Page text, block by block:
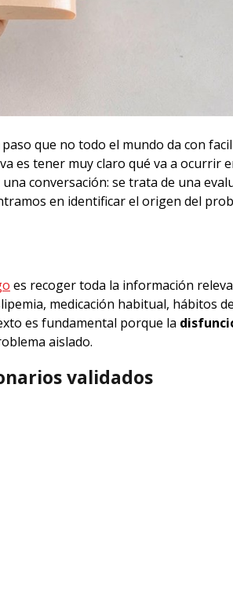
que no todo el mundo da con
es tener muy claro qué va a ocurrir
conversación: se trata de una
en identificar el origen del
es recoger toda la información
medicación habitual, hábitos
es fundamental porque la
aislado.
validados